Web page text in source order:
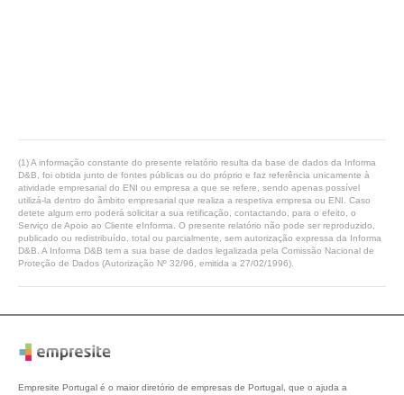
(1) A informação constante do presente relatório resulta da base de dados da Informa
D&B, foi obtida junto de fontes públicas ou do próprio e faz referência unicamente à
atividade empresarial do ENI ou empresa a que se refere, sendo apenas possível
utilizá-la dentro do âmbito empresarial que realiza a respetiva empresa ou ENI. Caso
detete algum erro poderá solicitar a sua retificação, contactando, para o efeito, o
Serviço de Apoio ao Cliente eInforma. O presente relatório não pode ser reproduzido,
publicado ou redistribuído, total ou parcialmente, sem autorização expressa da Informa
D&B. A Informa D&B tem a sua base de dados legalizada pela Comissão Nacional de
Proteção de Dados (Autorização Nº 32/96, emitida a 27/02/1996).
Empresite Portugal é o maior diretório de empresas de Portugal, que o ajuda a